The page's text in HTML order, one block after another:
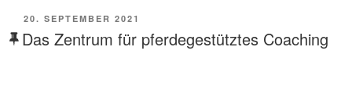
VERÖFFENTLICHT
AM
20. SEPTEMBER 2021
Das Zentrum für pferdegestütztes Coaching